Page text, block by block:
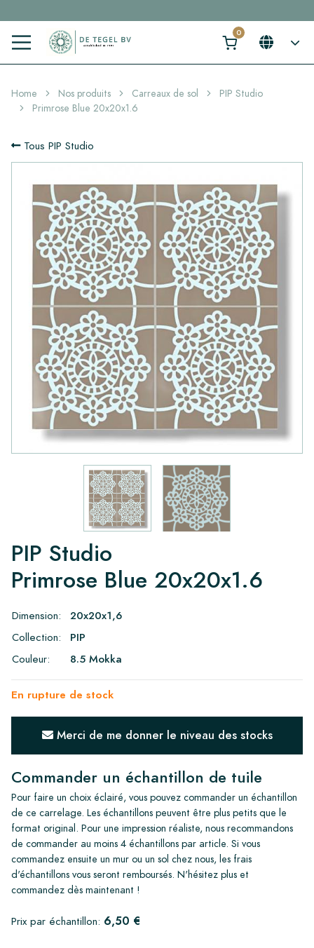
Cliquez ici et trouvez votre carrelage idéal en 2 min. →
Home Nos produits Carreaux de sol
PIP Studio
Primrose Blue 20x20x1.6
Tous PIP Studio
PIP Studio
Primrose Blue 20x20x1.6
Dimension:
20x20x1,6
Collection:
PIP
Couleur:
8.5 Mokka
En rupture de stock
Merci de me donner le niveau des stocks
Commander un échantillon de tuile
Pour faire un choix éclairé, vous pouvez commander un échantillon
de ce carrelage. Les échantillons peuvent être plus petits que le
format original. Pour une impression réaliste, nous recommandons
de commander au moins 4 échantillons par article. Si vous
commandez ensuite un mur ou un sol chez nous, les frais
d'échantillons vous seront remboursés. N'hésitez plus et
commandez dès maintenant !
Prix par échantillon: 6,50 €